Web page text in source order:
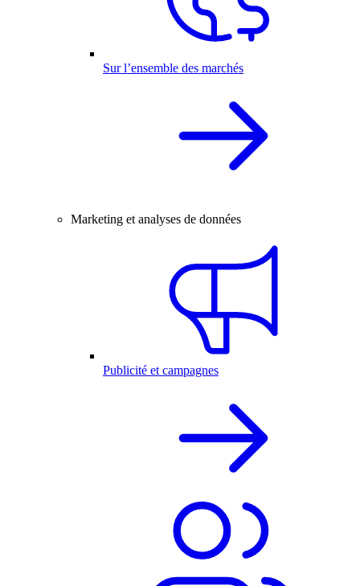
Sur l’ensemble des marchés
Marketing et analyses de données
Publicité et campagnes